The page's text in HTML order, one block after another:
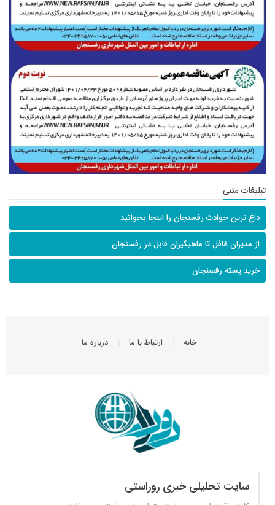
تبلیغات متنی
داغ ترین حوادث رفسنجان را اینجا بخوانید
از مدیران غافل تا ماهیگیران قابل در رفسنجان
خرید پسته رفسنجان
خانه ارتباط با ما درباره ما
سایت تحلیلی خبری روراستی